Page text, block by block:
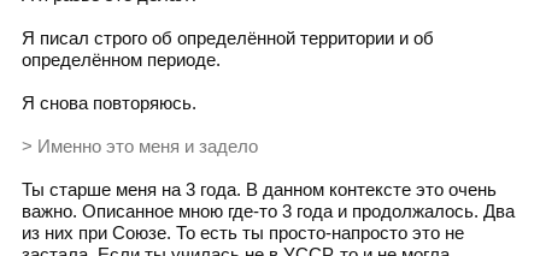
Я писал строго об определённой территории и об
определённом периоде.
Я снова повторяюсь.
> Именно это меня и задело
Ты старше меня на 3 года. В данном контексте это очень
важно. Описанное мною где-то 3 года и продолжалось. Два
из них при Союзе. То есть ты просто-напросто это не